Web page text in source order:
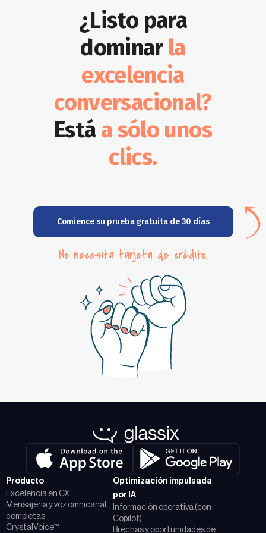
¿Listo para
dominar la
excelencia
conversacional?
Estáa sólo unos
clics.
Comience su prueba gratuita de 30 días
No necesita tarjeta de crédito.
Producto
Excelencia en CX
Mensajería y voz omnicanal
completas
CrystalVoice™
Optimización impulsada
por IA
Información operativa (con
Copilot)
Brechas y oportunidades de